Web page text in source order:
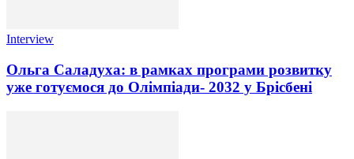
Interview
Ольга Саладуха: в рамках програми розвитку
уже готуємося до Олімпіади- 2032 у Брісбені